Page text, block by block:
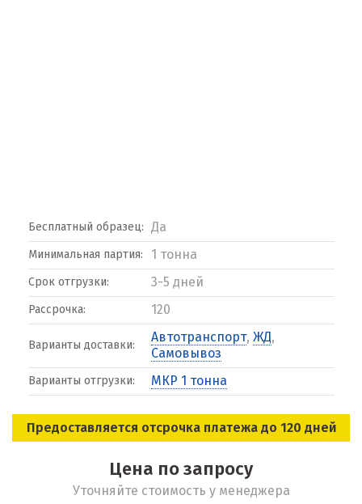
Бесплатный образец: Да
Минимальная партия: 1 тонна
Срок отгрузки: 3-5 дней
Рассрочка: 120
Варианты доставки:
Автотранспорт, ЖД,
Самовывоз
Варианты отгрузки: МКР 1 тонна
Предоставляется отсрочка платежа до 120 дней
Цена по запросу
Уточняйте стоимость у менеджера